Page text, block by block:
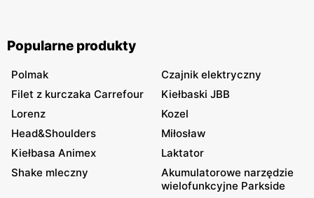
Popularne produkty
Polmak
Czajnik elektryczny
Filet z kurczaka Carrefour
Kiełbaski JBB
Lorenz
Kozel
Head&Shoulders
Miłosław
Kiełbasa Animex
Laktator
Shake mleczny
Akumulatorowe narzędzie
wielofunkcyjne Parkside